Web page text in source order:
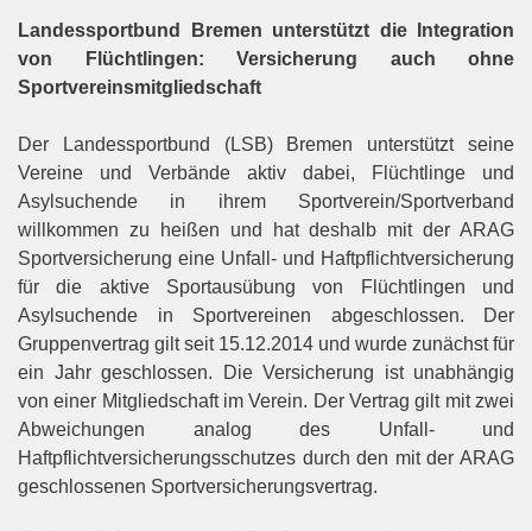
Landessportbund Bremen unterstützt die Integration
von Flüchtlingen: Versicherung auch ohne
Sportvereinsmitgliedschaft
Der Landessportbund (LSB) Bremen unterstützt seine
Vereine und Verbände aktiv dabei, Flüchtlinge und
Asylsuchende in ihrem Sportverein/Sportverband
willkommen zu heißen und hat deshalb mit der ARAG
Sportversicherung eine Unfall- und Haftpflichtversicherung
für die aktive Sportausübung von Flüchtlingen und
Asylsuchende in Sportvereinen abgeschlossen. Der
Gruppenvertrag gilt seit 15.12.2014 und wurde zunächst für
ein Jahr geschlossen. Die Versicherung ist unabhängig
von einer Mitgliedschaft im Verein. Der Vertrag gilt mit zwei
Abweichungen analog des Unfall- und
Haftpflichtversicherungsschutzes durch den mit der ARAG
geschlossenen Sportversicherungsvertrag.